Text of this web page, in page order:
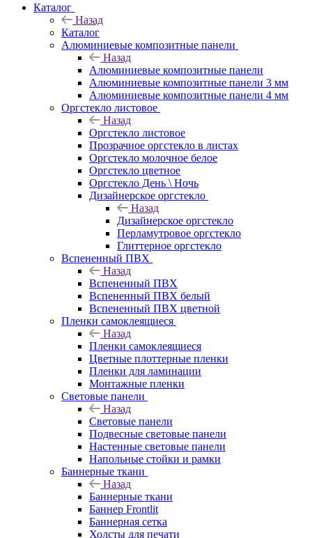
Каталог
Назад
Каталог
Алюминиевые композитные панели
Назад
Алюминиевые композитные панели
Алюминиевые композитные панели 3 мм
Алюминиевые композитные панели 4 мм
Оргстекло листовое
Назад
Оргстекло листовое
Прозрачное оргстекло в листах
Оргстекло молочное белое
Оргстекло цветное
Оргстекло День \ Ночь
Дизайнерское оргстекло
Назад
Дизайнерское оргстекло
Перламутровое оргстекло
Глиттерное оргстекло
Вспененный ПВХ
Назад
Вспененный ПВХ
Вспененный ПВХ белый
Вспененный ПВХ цветной
Пленки самоклеящиеся
Назад
Пленки самоклеящиеся
Цветные плоттерные пленки
Пленки для ламинации
Монтажные пленки
Световые панели
Назад
Световые панели
Подвесные световые панели
Настенные световые панели
Напольные стойки и рамки
Баннерные ткани
Назад
Баннерные ткани
Баннер Frontlit
Баннерная сетка
Холсты для печати